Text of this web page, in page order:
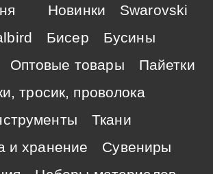
Новинки
Swarovski
Бисер
Бусины
Оптовые товары
Пайетки
тросик, проволока
Ткани
и хранение
Сувениры